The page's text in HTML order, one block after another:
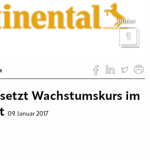
Bilder
1
­Wachstumskurs im
09. Januar 2017